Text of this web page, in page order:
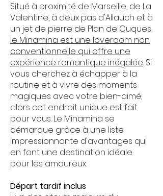
Situé à proximité de Marseille, de La
Valentine, à deux pas d'Allauch et à
un jet de pierre de Plan de Cuques,
le Minamina est une loveroom non
conventionnelle qui offre une
expérience romantique inégalée. Si
vous cherchez à échapper à la
routine et à vivre des moments
magiques avec votre bien-aimé,
alors cet endroit unique est fait
pour vous. Le Minamina se
démarque grâce à une liste
impressionnante d'avantages qui
en font une destination idéale
pour les amoureux.
Départ tardif inclus